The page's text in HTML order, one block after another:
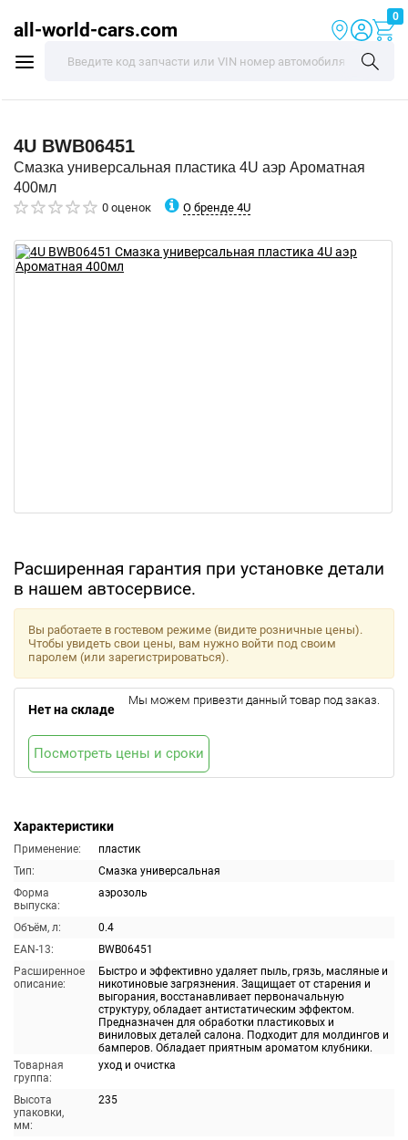
all-world-cars.com
0
4U BWB06451
Смазка универсальная пластика 4U аэр Ароматная
400мл
0 оценок О бренде 4U
Расширенная гарантия при установке детали
в нашем автосервисе.
Характеристики
Применение:
пластик
Тип:
Смазка универсальная
Форма
выпуска:
аэрозоль
Объём, л:
0.4
EAN-13:
BWB06451
Расширенное
описание:
Быстро и эффективно удаляет пыль, грязь, масляные и
никотиновые загрязнения. Защищает от старения и
выгорания, восстанавливает первоначальную
структуру, обладает антистатическим эффектом.
Предназначен для обработки пластиковых и
виниловых деталей салона. Подходит для молдингов и
бамперов. Обладает приятным ароматом клубники.
Товарная
группа:
уход и очистка
Высота
упаковки,
мм:
235
Вы работаете в гостевом режиме (видите розничные цены).
Чтобы увидеть свои цены, вам нужно войти под своим
паролем (или зарегистрироваться).
Нет на складе
Мы можем привезти данный товар под заказ.
Посмотреть цены и сроки